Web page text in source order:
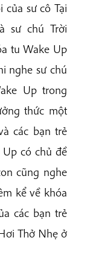
sư cô Tại
sư chú Trời
tu Wake Up
nghe sư chú
Up trong
thức một
các bạn trẻ
có chủ đề
cũng nghe
kể về khóa
các bạn trẻ
Thở Nhẹ ở